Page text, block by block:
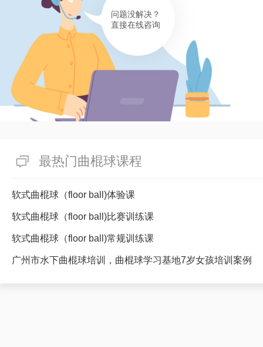
问题没解决？
直接在线咨询
最热门曲棍球课程
软式曲棍球（floor ball)体验课
软式曲棍球（floor ball)比赛训练课
软式曲棍球（floor ball)常规训练课
广州市水下曲棍球培训，曲棍球学习基地7岁女孩培训案例